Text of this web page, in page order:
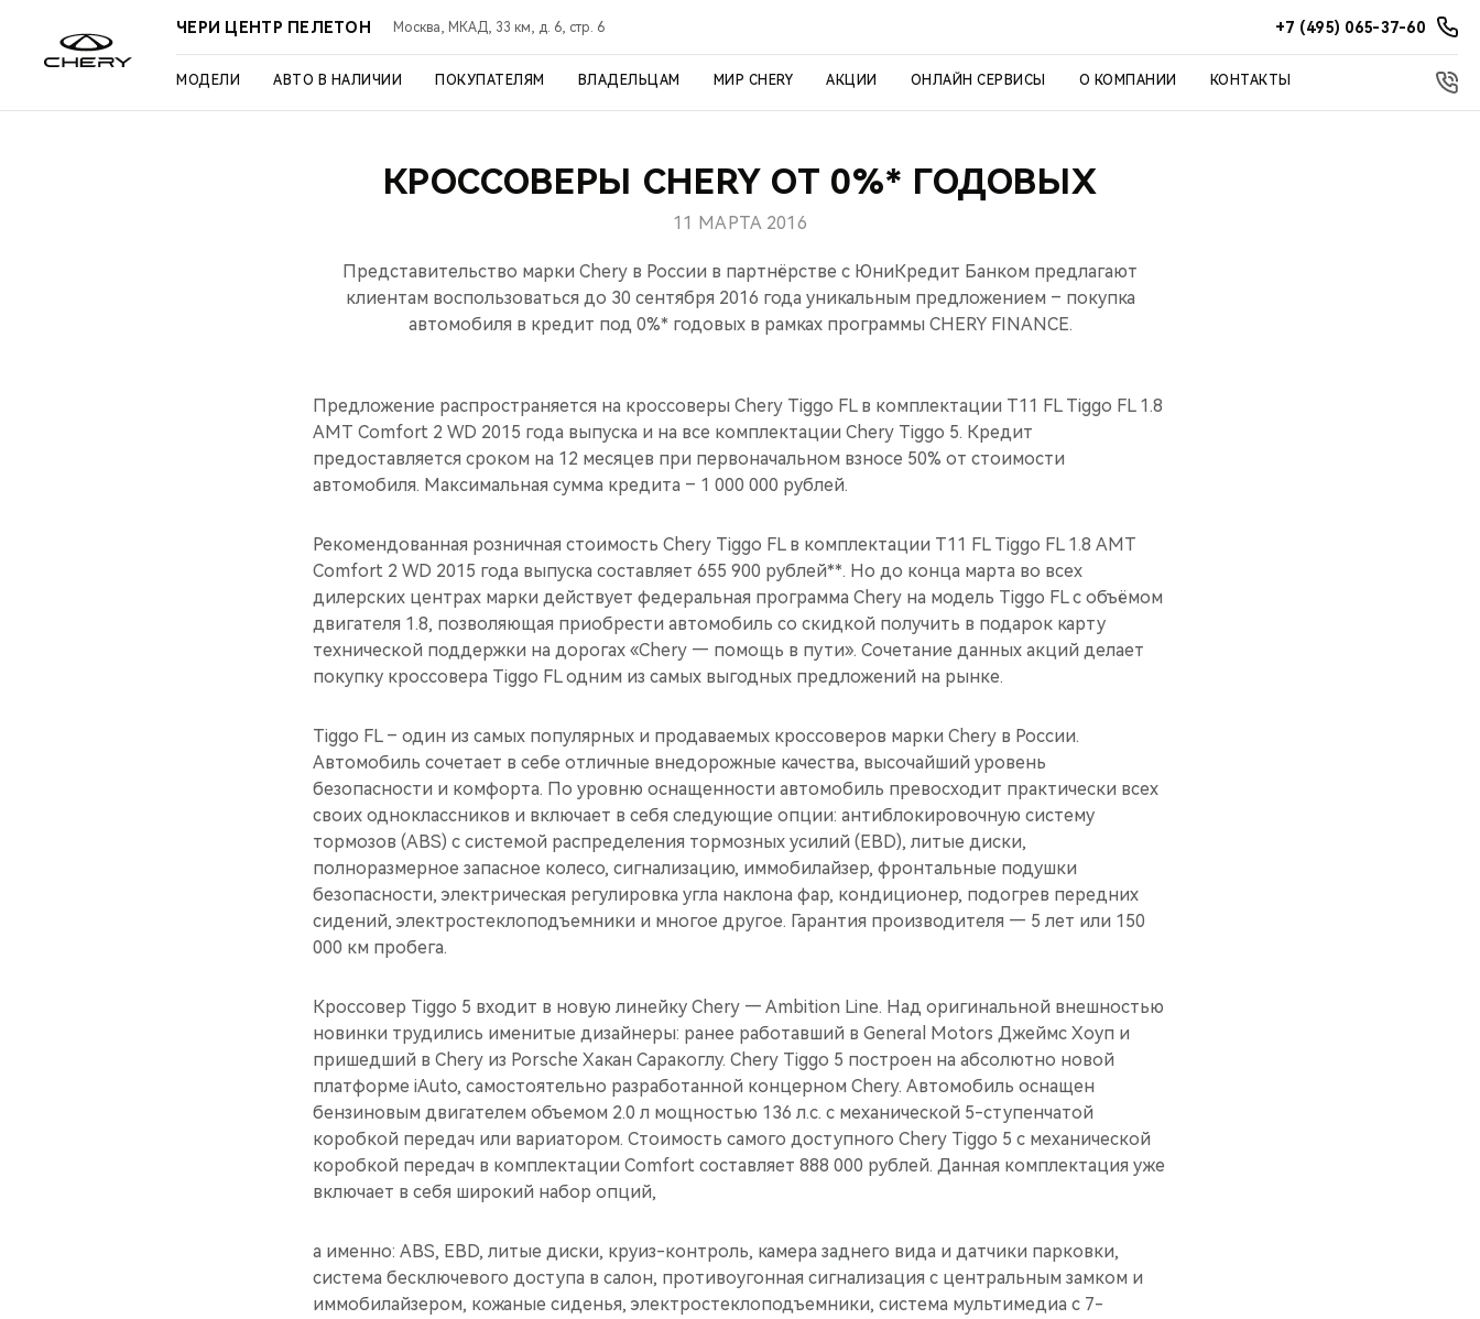
ЧЕРИ ЦЕНТР ПЕЛЕТОН Москва, МКАД, 33 км, д. 6, стр. 6 +7 (495) 065-37-60
МОДЕЛИ АВТО В НАЛИЧИИ ПОКУПАТЕЛЯМ ВЛАДЕЛЬЦАМ МИР CHERY АКЦИИ ОНЛАЙН СЕРВИСЫ О КОМПАНИИ КОНТАКТЫ
КРОССОВЕРЫ CHERY ОТ 0%* ГОДОВЫХ
11 МАРТА 2016
Представительство марки Chery в России в партнёрстве с ЮниКредит Банком предлагают
клиентам воспользоваться до 30 сентября 2016 года уникальным предложением – покупка
автомобиля в кредит под 0%* годовых в рамках программы CHERY FINANCE.
Предложение распространяется на кроссоверы Chery Tiggo FL в комплектации T11 FL Tiggo FL 1.8
АMT Comfort 2 WD 2015 года выпуска и на все комплектации Chery Tiggo 5. Кредит
предоставляется сроком на 12 месяцев при первоначальном взносе 50% от стоимости
автомобиля. Максимальная сумма кредита – 1 000 000 рублей.
Рекомендованная розничная стоимость Chery Tiggo FL в комплектации T11 FL Tiggo FL 1.8 АMT
Comfort 2 WD 2015 года выпуска составляет 655 900 рублей**. Но до конца марта во всех
дилерских центрах марки действует федеральная программа Chery на модель Tiggo FL с объёмом
двигателя 1.8, позволяющая приобрести автомобиль со скидкой получить в подарок карту
технической поддержки на дорогах «Chery — помощь в пути». Сочетание данных акций делает
покупку кроссовера Tiggo FL одним из самых выгодных предложений на рынке.
Tiggo FL – один из самых популярных и продаваемых кроссоверов марки Chery в России.
Автомобиль сочетает в себе отличные внедорожные качества, высочайший уровень
безопасности и комфорта. По уровню оснащенности автомобиль превосходит практически всех
своих одноклассников и включает в себя следующие опции: антиблокировочную систему
тормозов (ABS) с системой распределения тормозных усилий (EBD), литые диски,
полноразмерное запасное колесо, сигнализацию, иммобилайзер, фронтальные подушки
безопасности, электрическая регулировка угла наклона фар, кондиционер, подогрев передних
сидений, электростеклоподъемники и многое другое. Гарантия производителя — 5 лет или 150
000 км пробега.
Кроссовер Tiggo 5 входит в новую линейку Chery — Ambition Line. Над оригинальной внешностью
новинки трудились именитые дизайнеры: ранее работавший в General Motors Джеймс Хоуп и
пришедший в Chery из Porsche Хакан Саракоглу. Chery Tiggo 5 построен на абсолютно новой
платформе iAuto, самостоятельно разработанной концерном Chery. Автомобиль оснащен
бензиновым двигателем объемом 2.0 л мощностью 136 л.с. с механической 5-ступенчатой
коробкой передач или вариатором. Стоимость самого доступного Chery Tiggo 5 c механической
коробкой передач в комплектации Comfort составляет 888 000 рублей. Данная комплектация уже
включает в себя широкий набор опций,
а именно: ABS, EBD, литые диски, круиз-контроль, камера заднего вида и датчики парковки,
система бесключевого доступа в салон, противоугонная сигнализация с центральным замком и
иммобилайзером, кожаные сиденья, электростеклоподъемники, система мультимедиа с 7-